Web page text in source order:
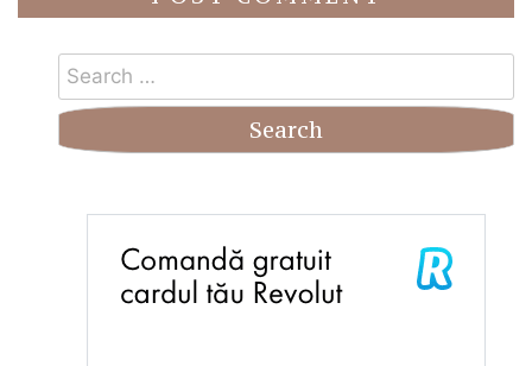
Search
for: